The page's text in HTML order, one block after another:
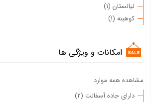
لیالستان (1)
کوهبنه (1)
امکانات و ویژگی ها
مشاهده همه موارد
دارای جاده آسفالت (2)